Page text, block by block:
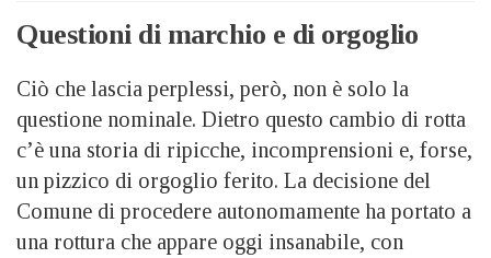
Questioni di marchio e di orgoglio
Ciò che lascia perplessi, però, non è solo la
questione nominale. Dietro questo cambio di rotta
c’è una storia di ripicche, incomprensioni e, forse,
un pizzico di orgoglio ferito. La decisione del
Comune di procedere autonomamente ha portato a
una rottura che appare oggi insanabile, con